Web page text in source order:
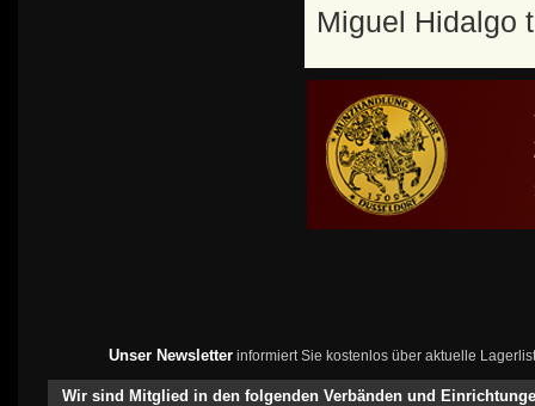
Miguel Hidalgo
Unser Newsletterinformiert Sie kostenlos über aktuelle
Wir sind Mitglied in den folgenden Verbänden und